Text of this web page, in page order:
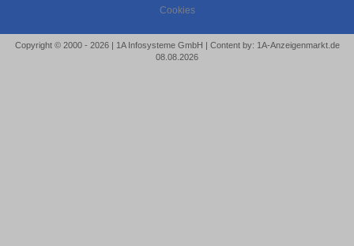
Cookies
Copyright © 2000 - 2026 | 1A Infosysteme GmbH | Content by: 1A-Anzeigenmarkt.de
08.08.2026